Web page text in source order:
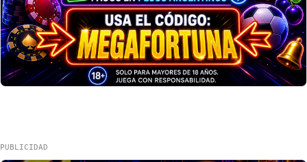
PUBLICIDAD